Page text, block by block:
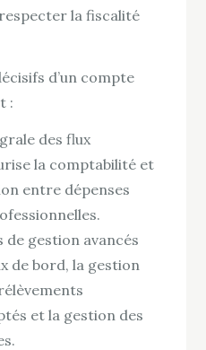
la fiscalité
d’un compte
:
des flux
la comptabilité et
entre dépenses
de gestion avancés
de bord, la gestion
et la gestion des